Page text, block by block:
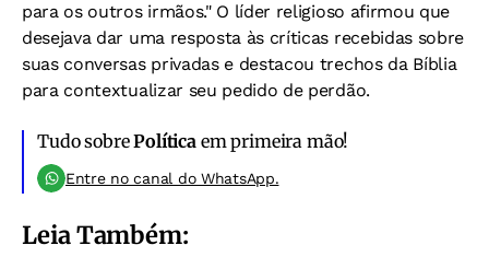
para os outros irmãos." O líder religioso afirmou que
desejava dar uma resposta às críticas recebidas sobre
suas conversas privadas e destacou trechos da Bíblia
para contextualizar seu pedido de perdão.
Tudo sobrePolíticaem primeira mão!
Entre no canal do WhatsApp.
Leia Também: